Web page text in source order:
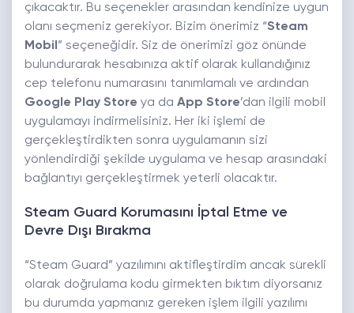
çıkacaktır. Bu seçenekler arasından kendinize uygun
olanı seçmeniz gerekiyor. Bizim önerimiz “Steam
Mobil ” seçeneğidir. Siz de önerimizi göz önünde
bulundurarak hesabınıza aktif olarak kullandığınız
cep telefonu numarasını tanımlamalı ve ardından
Google Play Store ya da App Store’dan ilgili mobil
uygulamayı indirmelisiniz. Her iki işlemi de
gerçekleştirdikten sonra uygulamanın sizi
yönlendirdiği şekilde uygulama ve hesap arasındaki
bağlantıyı gerçekleştirmek yeterli olacaktır.
Steam Guard Korumasını İptal Etme ve
Devre Dışı Bırakma
“Steam Guard” yazılımını aktifleştirdim ancak sürekli
olarak doğrulama kodu girmekten bıktım diyorsanız
bu durumda yapmanız gereken işlem ilgili yazılımı